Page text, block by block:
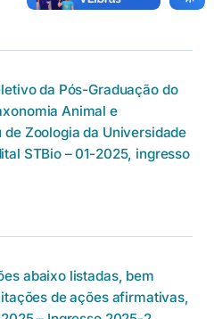
da Pós-Graduação do
Animal e
de Zoologia da Universidade
STBio – 01-2025, ingresso
abaixo listadas, bem
de ações afirmativas,